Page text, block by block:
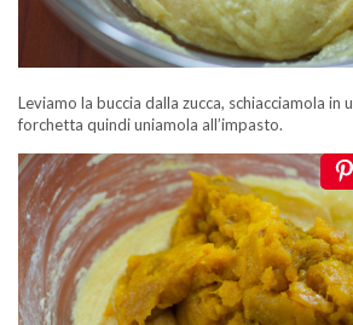
Leviamo la buccia dalla zucca, schiacciamola in
forchetta quindi uniamola all’impasto.